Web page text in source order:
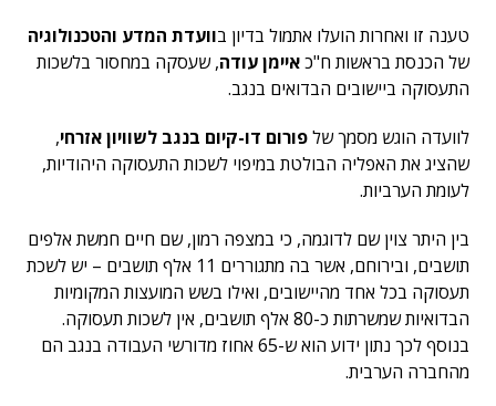
טענה זו ואחרות הועלו אתמול בדיון בוועדת המדע והטכנולוגיה
של הכנסת בראשות ח"כאיימן עודה, שעסקה במחסור בלשכות
התעסוקה ביישובים הבדואים בנגב.
לוועדה הוגש מסמך שלפורום דו-קיום בנגב לשוויון אזרחי,
שהציג את האפליה הבולטת במיפוי לשכות התעסוקה היהודיות,
לעומת הערביות.
בין היתר צוין שם לדוגמה, כי במצפה רמון, שם חיים חמשת אלפים
תושבים, ובירוחם, אשר בה מתגוררים 11 אלף תושבים – יש לשכת
תעסוקה בכל אחד מהיישובים, ואילו בשש המועצות המקומיות
הבדואיות שמשרתות כ-80 אלף תושבים, אין לשכות תעסוקה.
בנוסף לכך נתון ידוע הוא ש-65 אחוז מדורשי העבודה בנגב הם
מהחברה הערבית.